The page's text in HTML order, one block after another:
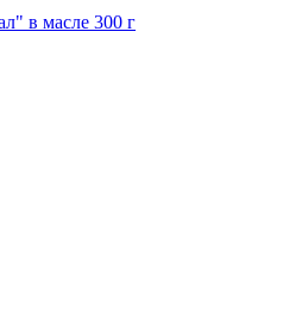
в масле 300 г